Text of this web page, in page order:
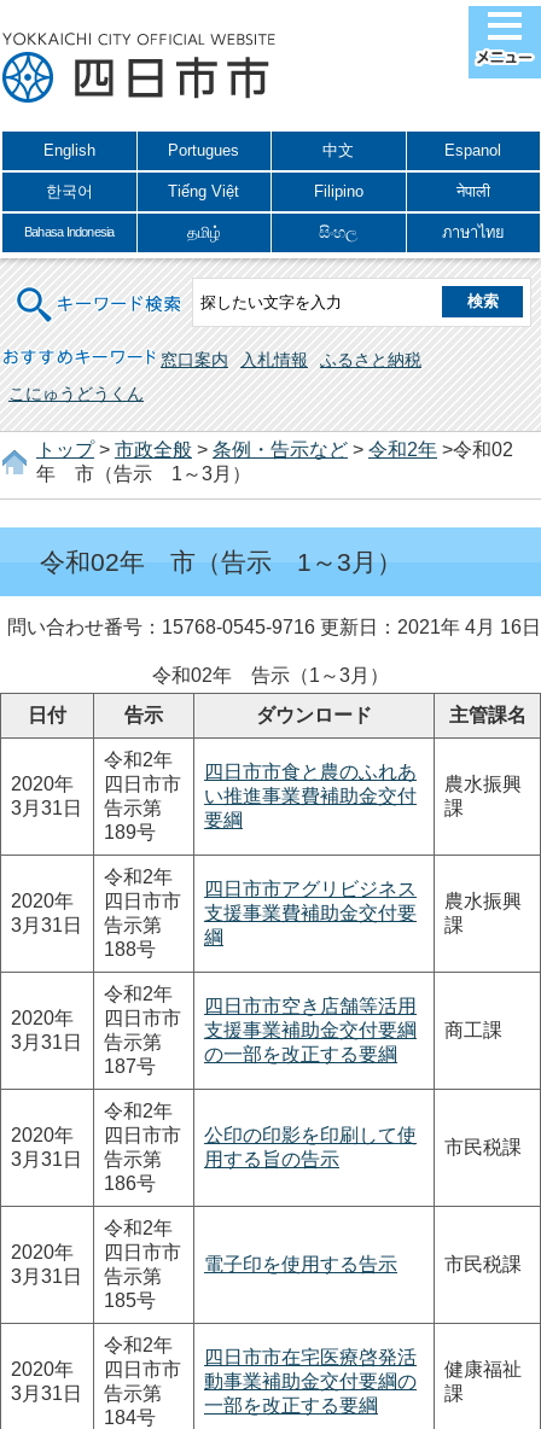
English Portugues 中文 Espanol
한국어 Tiếng Việt Filipino नेपाली
Bahasa Indonesia தமிழ் සිංහල ภาษาไทย
キーワード検索
おすすめキーワード 窓口案内 入札情報
ふるさと納税
こにゅうどうくん
トップ> 市政全般 > 条例・告示など > 令和2年 >令和02
年 市（告示 1～3月）
令和02年 市（告示 1～3月）
問い合わせ番号：15768-0545-9716 更新日：2021年 4月 16日
令和02年 告示（1～3月）
日付
告示 ダウンロード 主管課名
2020年
3月31日
令和2年
四日市市
告示第
189号
四日市市食と農のふれあ
い推進事業費補助金交付
要綱
農水振興
課
2020年
3月31日
令和2年
四日市市
告示第
188号
四日市市アグリビジネス
支援事業費補助金交付要
綱
農水振興
課
2020年
3月31日
令和2年
四日市市
告示第
187号
四日市市空き店舗等活用
支援事業補助金交付要綱
の一部を改正する要綱
商工課
2020年
3月31日
令和2年
四日市市
告示第
186号
公印の印影を印刷して使
用する旨の告示
市民税課
2020年
3月31日
令和2年
四日市市
告示第
185号
電子印を使用する告示 市民税課
2020年
3月31日
令和2年
四日市市
告示第
184号
四日市市在宅医療啓発活
動事業補助金交付要綱の
一部を改正する要綱
健康福祉
課